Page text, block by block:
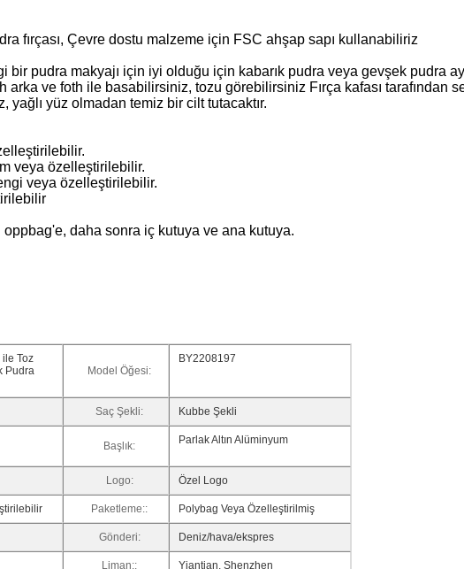
fırçası, Çevre dostu malzeme için FSC ahşap sapı kullanabiliriz
bir pudra makyajı için iyi olduğu için kabarık pudra veya gevşek pudra
arka ve foth ile basabilirsiniz, tozu görebilirsiniz Fırça kafası tarafından
yağlı yüz olmadan temiz bir cilt tutacaktır.
veya özelleştirilebilir.
veya özelleştirilebilir.
daha sonra iç kutuya ve ana kutuya.
Toz
Pudra
Model Öğesi:
BY2208197
Saç Şekli: Kubbe Şekli
Başlık: Parlak Altın Alüminyum
Logo: Özel Logo
Paketleme:: Polybag Veya Özelleştirilmiş
Gönderi: Deniz/hava/ekspres
Liman:: Yiantian, Shenzhen